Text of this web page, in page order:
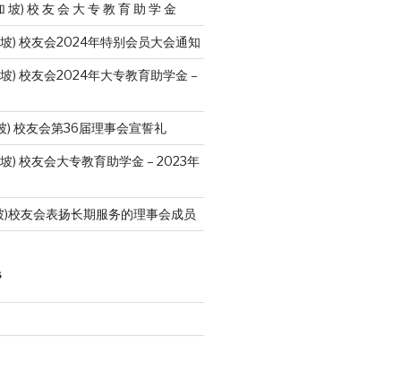
坡) 校 友 会 大 专 教 育 助 学 金
) 校友会2024年特别会员大会通知
) 校友会2024年大专教育助学金 –
) 校友会第36届理事会宣誓礼
) 校友会大专教育助学金 – 2023年
校友会表扬长期服务的理事会成员